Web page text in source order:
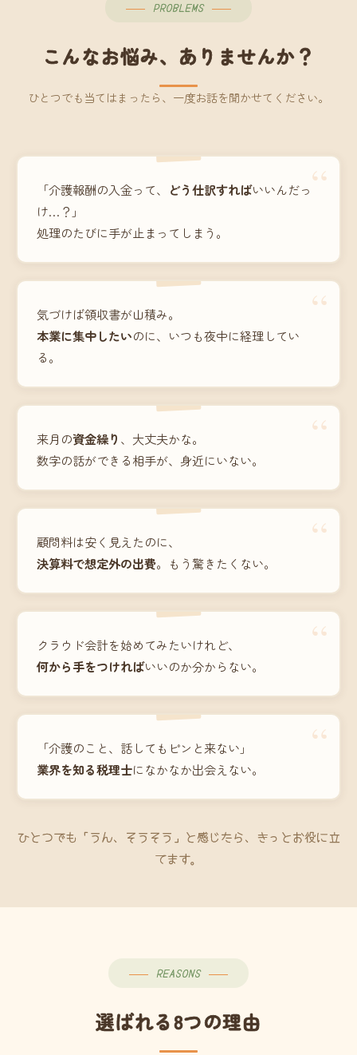
PROBLEMS
こんなお悩み、ありませんか？
ひとつでも当てはまったら、一度お話を聞かせてください。
“
「介護報酬の入金って、 どう仕訳すればいいんだっ
け…？」
処理のたびに手が止まってしまう。
“
気づけば領収書が山積み。
本業に集中したいのに、いつも夜中に経理してい
る。
“
来月の資金繰り 、大丈夫かな。
数字の話ができる相手が、身近にいない。
“
顧問料は安く見えたのに、
決算料で想定外の出費。もう驚きたくない。
“
クラウド会計を始めてみたいけれど、
何から手をつければいいのか分からない。
“
「介護のこと、話してもピンと来ない」
業界を知る税理士になかなか出会えない。
ひとつでも「うん、そうそう」と感じたら、きっとお役に立
てます。
REASONS
選ばれる8つの理由